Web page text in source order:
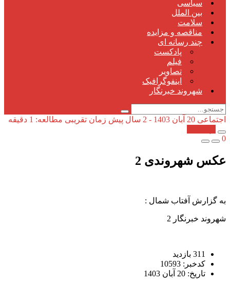
سیاسی
بین الملل
سلامت
مناقصه و مزایده
چند رسانه ای
پادکست
فیلم
تصاویر
اینفوگرافیک
شهروند خبرنگار
اجتماعی 20 آبان 1403 - 2 سال پیش
زمان تقریبی مطالعه: 1 دقیقه
0
عکس شهروندی 2
به گزارش آفتاب شمال :
شهروند خبرنگار 2
311 بازدید
کدخبر: 10593
تاریخ: 20 آبان 1403